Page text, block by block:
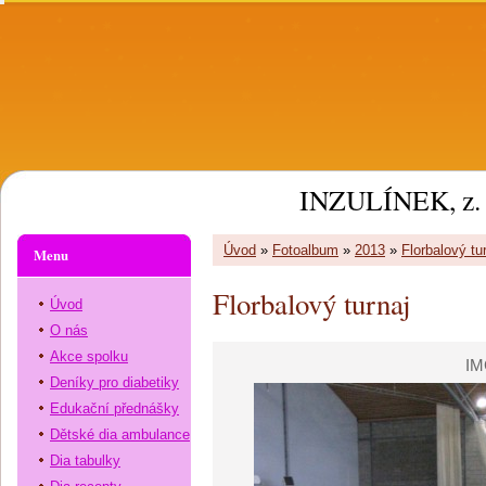
INZULÍNEK, z.
Úvod » Fotoalbum » 2013 » Florbalový
Florbalový turnaj
Menu
Úvod
O nás
Akce spolku
Deníky pro diabetiky
Edukační přednášky
Dětské dia ambulance
Dia tabulky